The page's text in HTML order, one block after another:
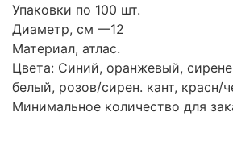
Упаковки по 100 шт.
Диаметр, см —12
Материал, атлас.
Цвета: Синий, оранжевый,
белый, розов/сирен. кант, красн/
Минимальное количество для